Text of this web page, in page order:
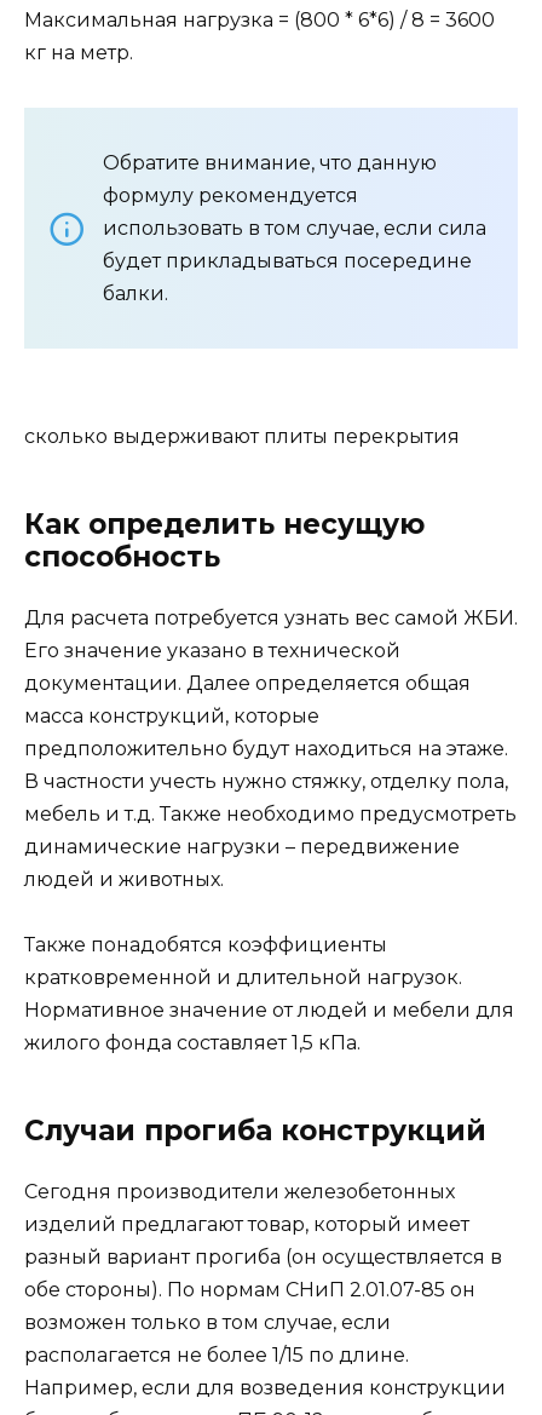
Максимальная нагрузка = (800 * 6*6) / 8 = 3600
кг на метр.
Обратите внимание, что данную
формулу рекомендуется
использовать в том случае, если сила
будет прикладываться посередине
балки.
сколько выдерживают плиты перекрытия
Как определить несущую
способность
Для расчета потребуется узнать вес самой ЖБИ.
Его значение указано в технической
документации. Далее определяется общая
масса конструкций, которые
предположительно будут находиться на этаже.
В частности учесть нужно стяжку, отделку пола,
мебель и т.д. Также необходимо предусмотреть
динамические нагрузки – передвижение
людей и животных.
Также понадобятся коэффициенты
кратковременной и длительной нагрузок.
Нормативное значение от людей и мебели для
жилого фонда составляет 1,5 кПа.
Случаи прогиба конструкций
Сегодня производители железобетонных
изделий предлагают товар, который имеет
разный вариант прогиба (он осуществляется в
обе стороны). По нормам СНиП 2.01.07-85 он
возможен только в том случае, если
располагается не более 1/15 по длине.
Например, если для возведения конструкции